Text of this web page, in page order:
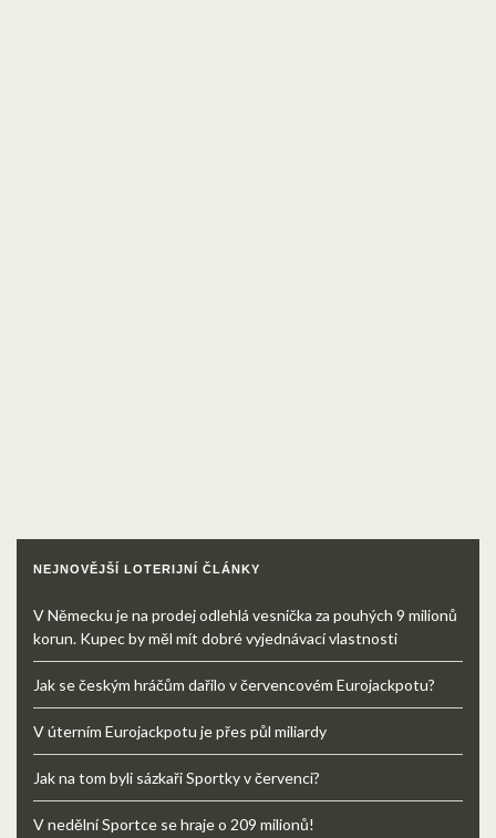
NEJNOVĚJŠÍ LOTERIJNÍ ČLÁNKY
V Německu je na prodej odlehlá vesnička za pouhých 9 milionů
korun. Kupec by měl mít dobré vyjednávací vlastnosti
Jak se českým hráčům dařilo v červencovém Eurojackpotu?
V úterním Eurojackpotu je přes půl miliardy
Jak na tom byli sázkaři Sportky v červenci?
V nedělní Sportce se hraje o 209 milionů!